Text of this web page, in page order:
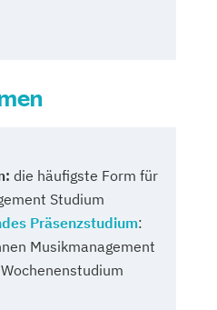
die häufigste Form für
Studium
Präsenzstudium:
Musikmanagement